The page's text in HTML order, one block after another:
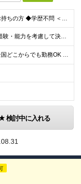
◆何らかの開発経験をお持ちの方 ◆学歴不問 ＜特に歓迎する方＞ ◎リーダー経験・PM経験のある方（優遇します） ◎フルリモートでも自律的に動ける方 ◎自社サービスや受託開発にゆくゆく携わりたい方 ◎
月給30万円〜75万円（経験・能力を考慮して決定） ※固定残業代20時間分（4.0〜10.2万円）含む／超過分は全額支給 ※経験・スキルを考慮のうえ決定いたします ※6ヶ月の試用期間あり。期間中の待遇
【原則フルリモート】全国どこからでも勤務OK ※希望に応じてオフィス勤務も可能 ■本社（湘南本社） 神奈川県藤沢市辻堂神台2-2-1 アイクロス湘南8階 └JR東海道線「辻堂駅」徒歩3分 ■東北支
検討中に入れる